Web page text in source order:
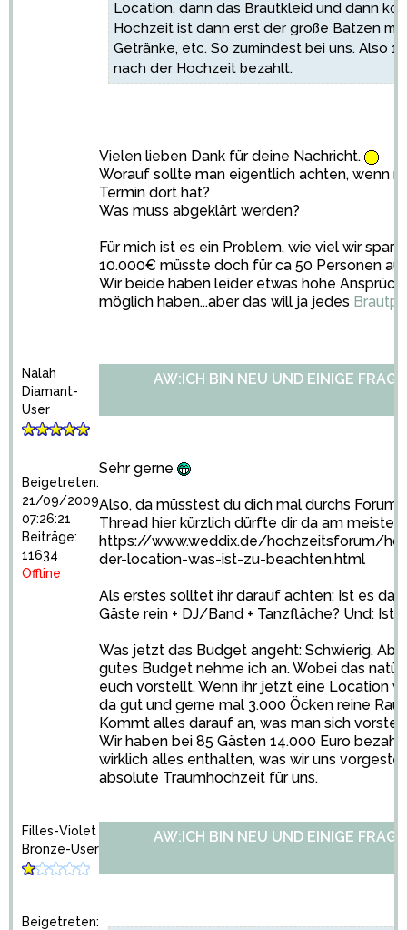
Location, dann das Brautkleid und dann
Hochzeit ist dann erst der große Batzen
Getränke, etc. So zumindest bei uns. Also
nach der Hochzeit bezahlt.
Vielen lieben Dank für deine Nachricht.
Worauf sollte man eigentlich achten, wenn
Termin dort hat?
Was muss abgeklärt werden?
Für mich ist es ein Problem, wie viel wir
10.000€ müsste doch für ca 50 Personen
Wir beide haben leider etwas hohe
möglich haben...aber das will ja jedes
Nalah
Diamant-
User
Beigetreten:
21/09/2009
07:26:21
Beiträge:
11634
Offline
AW:ICH BIN NEU UND EINIGE
Sehr gerne
Also, da müsstest du dich mal durchs Forum
Thread hier kürzlich dürfte dir da am
https://www.weddix.de/hochzeitsforum/
der-location-was-ist-zu-beachten.html
Als erstes solltet ihr darauf achten: Ist es
Gäste rein + DJ/Band + Tanzfläche? Und: Ist
Was jetzt das Budget angeht: Schwierig.
gutes Budget nehme ich an. Wobei das
euch vorstellt. Wenn ihr jetzt eine Location
da gut und gerne mal 3.000 Öcken reine
Kommt alles darauf an, was man sich
Wir haben bei 85 Gästen 14.000 Euro
wirklich alles enthalten, was wir uns
absolute Traumhochzeit für uns.
Filles-Violet
Bronze-User
Beigetreten:
AW:ICH BIN NEU UND EINIGE